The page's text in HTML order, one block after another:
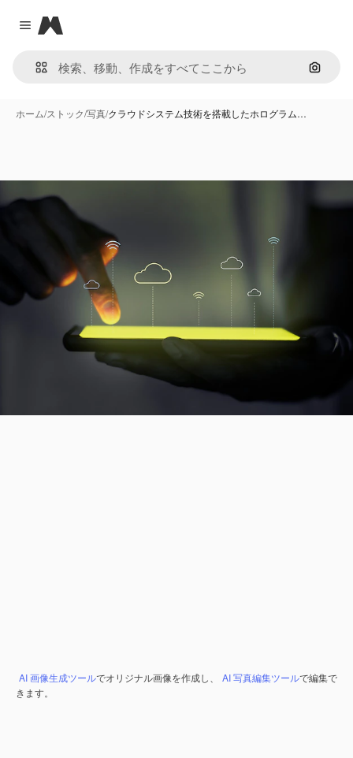
Close menu
Magnific
画像で
ホーム/ストック/写真/クラウドシステム技術を搭載したホログラム…
AI 画像生成ツールでオリジナル画像を作成し、 AI 写真編集ツールで編集で
きます。